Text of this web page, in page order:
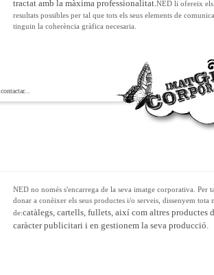
tractat amb la màxima professionalitat.NED li ofereix
resultats possibles per tal que tots els seus elements de
tinguin la coherència gràfica necesaria.
contactar...
NED no només s'encarrega de la seva imatge corporativa. Per
donar a conèixer els seus productes i/o serveis, dissenyem tota
de:catàlegs, cartells, fullets, així com altres productes
caràcter publicitari i en gestionem la seva producció.